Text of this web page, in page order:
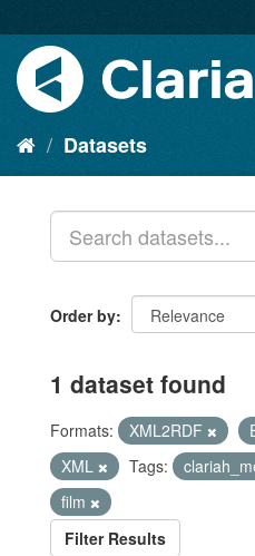
Datasets
Order by
1 dataset found
Formats: XML2RDF
XML
Tags:
film
Filter Results